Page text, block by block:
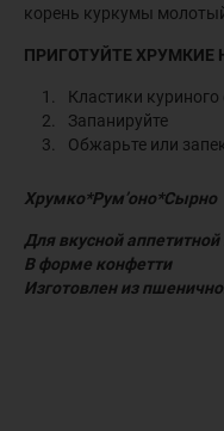
корень куркумы
ПРИГОТУЙТЕ ХРУМКИЕ
Кластики
Запанируйте
Обжарьте или
Хрумко*Рум’оно*Сырно
Для вкусной
В форме конфетти
Изготовлен из